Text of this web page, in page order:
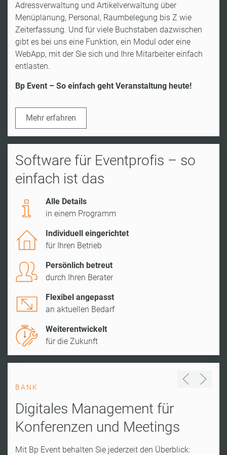
Adressverwaltung und Artikelverwaltung über
Menüplanung, Personal, Raumbelegung bis Z wie
Zeiterfassung. Und für viele Buchstaben dazwischen
gibt es bei uns eine Funktion, ein Modul oder eine
WebApp, mit der Sie sich und Ihre Mitarbeiter einfach
entlasten.
Bp Event – So einfach geht Veranstaltung heute!
Mehr erfahren
Software für Eventprofis – so
einfach ist das
Alle Details
in einem Programm
Individuell eingerichtet
für Ihren Betrieb
Persönlich betreut
durch Ihren Berater
Flexibel angepasst
an aktuellen Bedarf
Weiterentwickelt
für die Zukunft
BANK
Digitales Management für
Konferenzen und Meetings
Mit Bp Event behalten Sie jederzeit den Überblick: